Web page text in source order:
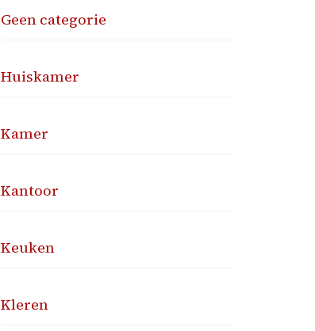
Geen categorie
Huiskamer
Kamer
Kantoor
Keuken
Kleren